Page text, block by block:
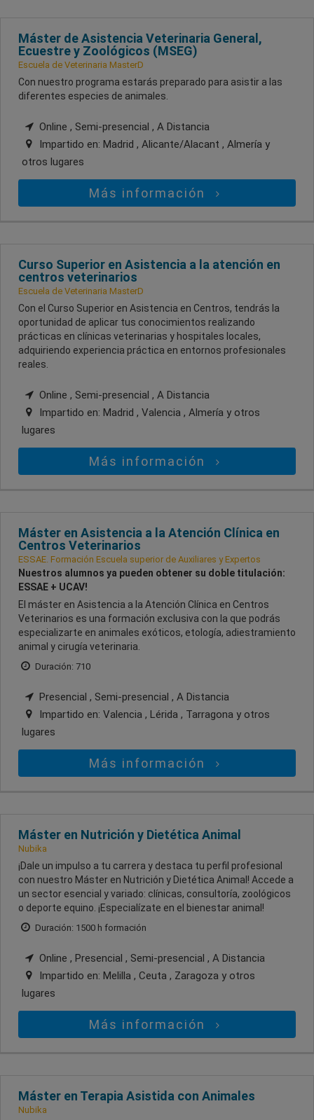
Máster de Asistencia Veterinaria General,
Ecuestre y Zoológicos (MSEG)
Escuela de Veterinaria MasterD
Con nuestro programa estarás preparado para asistir a las
diferentes especies de animales.
Online , Semi-presencial , A Distancia
Impartido en: Madrid , Alicante/Alacant , Almería y
otros lugares
Más información
Curso Superior en Asistencia a la atención en
centros veterinarios
Escuela de Veterinaria MasterD
Con el Curso Superior en Asistencia en Centros, tendrás la
oportunidad de aplicar tus conocimientos realizando
prácticas en clínicas veterinarias y hospitales locales,
adquiriendo experiencia práctica en entornos profesionales
reales.
Online , Semi-presencial , A Distancia
Impartido en: Madrid , Valencia , Almería y otros
lugares
Más información
Máster en Asistencia a la Atención Clínica en
Centros Veterinarios
ESSAE. Formación Escuela superior de Auxiliares y Expertos
Nuestros alumnos ya pueden obtener su doble titulación:
ESSAE + UCAV!
El máster en Asistencia a la Atención Clínica en Centros
Veterinarios es una formación exclusiva con la que podrás
especializarte en animales exóticos, etología, adiestramiento
animal y cirugía veterinaria.
Duración: 710
Presencial , Semi-presencial , A Distancia
Impartido en: Valencia , Lérida , Tarragona y otros
lugares
Más información
Máster en Nutrición y Dietética Animal
Nubika
¡Dale un impulso a tu carrera y destaca tu perfil profesional
con nuestro Máster en Nutrición y Dietética Animal! Accede a
un sector esencial y variado: clínicas, consultoría, zoológicos
o deporte equino. ¡Especialízate en el bienestar animal!
Duración: 1500 h formación
Online , Presencial , Semi-presencial , A Distancia
Impartido en: Melilla , Ceuta , Zaragoza y otros
lugares
Más información
Máster en Terapia Asistida con Animales
Nubika